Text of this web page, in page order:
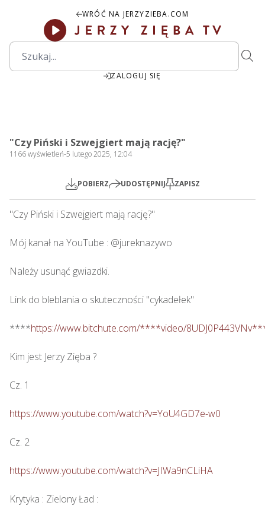
WRÓĆ NA JERZYZIEBA.COM
ZALOGUJ SIĘ
Play
"Czy Piński i Szwejgiert mają rację?"
1166wyświetleń-5 lutego 2025, 12:04
POBIERZ UDOSTĘPNIJ ZAPISZ
"Czy Piński i Szwejgiert mają rację?"
Mój kanał na YouTube : @jureknazywo
Należy usunąć gwiazdki.
Link do bleblania o skuteczności "cykadełek"
****https://www.bitchute.com/****video/
Kim jest Jerzy Zięba ?
Cz. 1
https://www.youtube.com/watch?v=YoU4GD7e-w0
Cz. 2
https://www.youtube.com/watch?v=JIWa9nCLiHA
Krytyka : Zielony Ład :